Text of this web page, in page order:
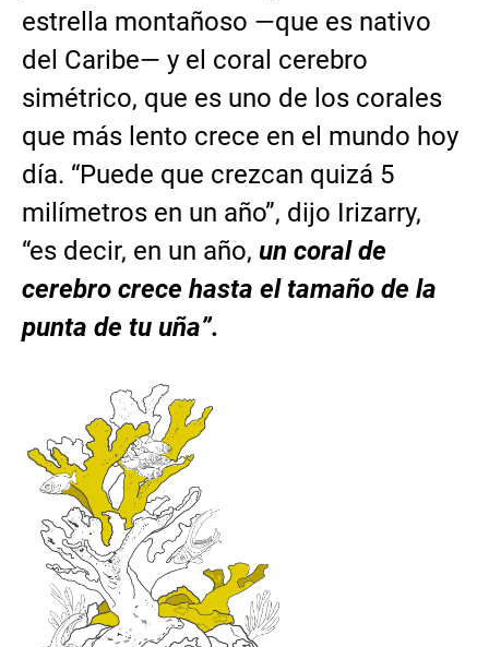
estrella montañoso —que es nativo
del Caribe— y el coral cerebro
simétrico, que es uno de los corales
que más lento crece en el mundo hoy
día. “Puede que crezcan quizá 5
milímetros en un año”, dijo Irizarry,
“es decir, en un año, un coral de
cerebro crece hasta el tamaño de la
punta de tu uña”.